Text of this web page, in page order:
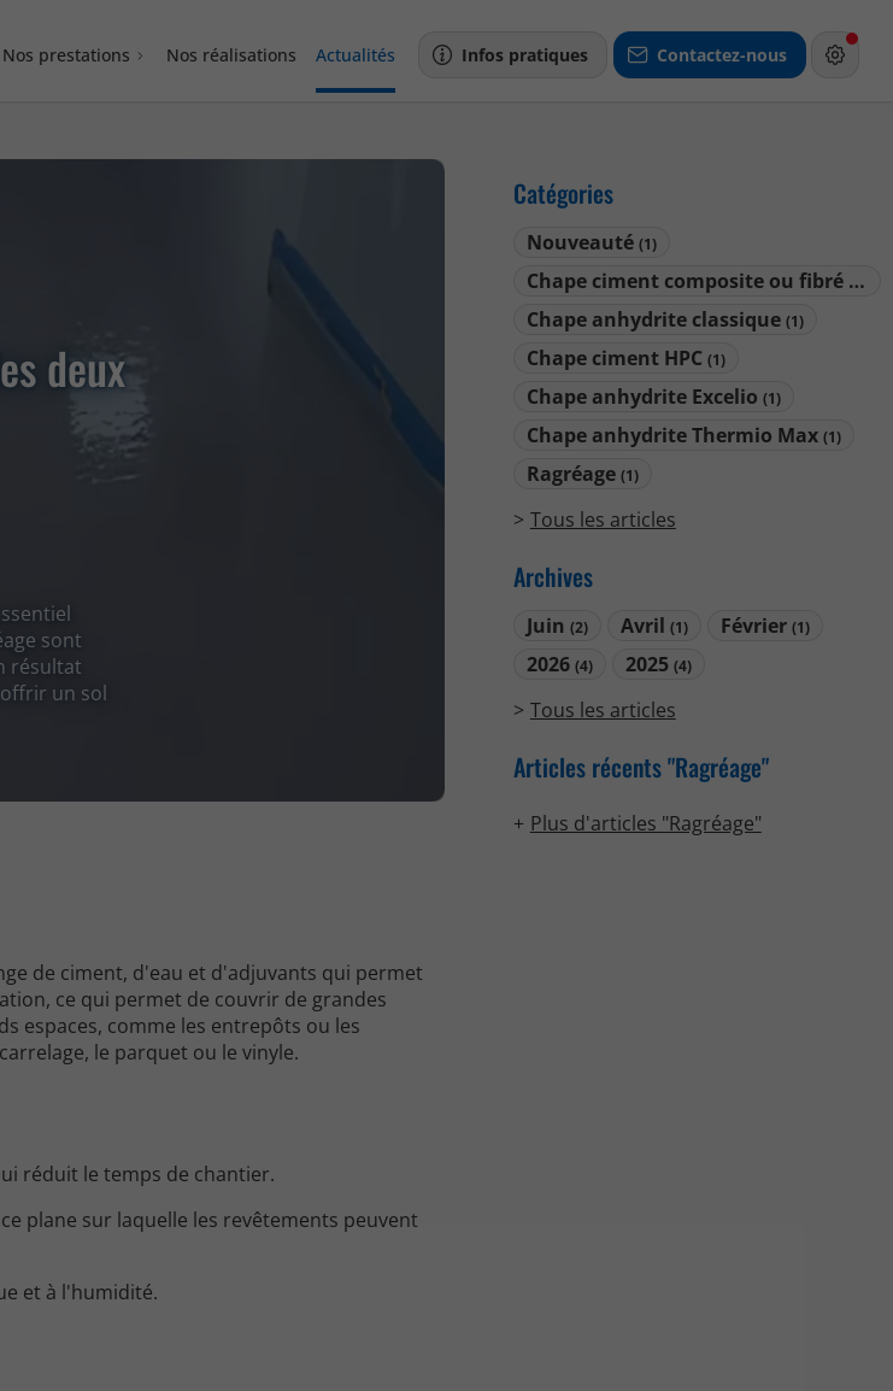
Nos prestations Nos réalisations Actualités Infos pratiques Contactez-nous
Catégories
Nouveauté (1)
Chape ciment composite ou fibré synthétique
Chape anhydrite classique (1)
Chape ciment HPC (1)
Chape anhydrite Excelio (1)
Chape anhydrite Thermio Max (1)
Ragréage (1)
Tous les articles
Archives
Juin (2) Avril(1) Février(1)
2026 (4) 2025(4)
Tous les articles
Articles récents "Ragréage"
Plus d'articles "Ragréage"
deux
sont
résultat
un sol
de ciment, d'eau et d'adjuvants qui permet
ce qui permet de couvrir de grandes
espaces, comme les entrepôts ou les
le parquet ou le vinyle.
réduit le temps de chantier.
plane sur laquelle les revêtements peuvent
et à l'humidité.